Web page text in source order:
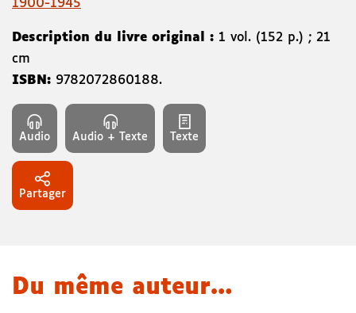
1900-1945
Description du livre original : 1 vol. (152 p.) ; 21
cm
ISBN: 9782072860188.
Audio Audio + Texte Texte
Partager
Du même auteur…